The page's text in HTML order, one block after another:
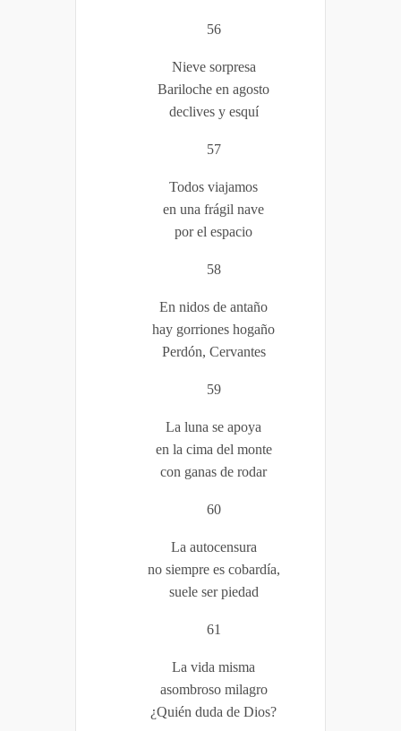
56
Nieve sorpresa
Bariloche en agosto
declives y esquí
57
Todos viajamos
en una frágil nave
por el espacio
58
En nidos de antaño
hay gorriones hogaño
Perdón, Cervantes
59
La luna se apoya
en la cima del monte
con ganas de rodar
60
La autocensura
no siempre es cobardía,
suele ser piedad
61
La vida misma
asombroso milagro
¿Quién duda de Dios?